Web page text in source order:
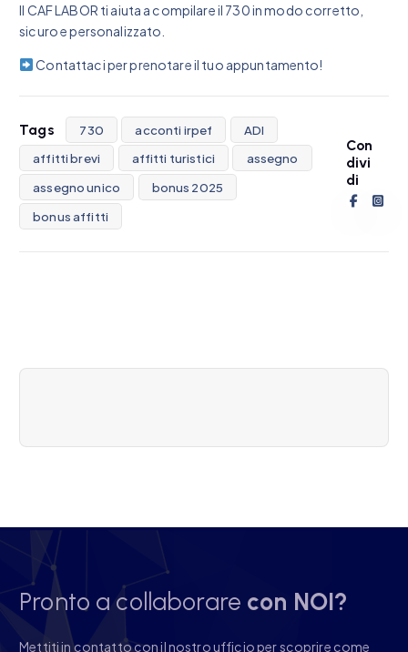
Il CAF LABOR ti aiuta a compilare il 730 in modo corretto,
sicuro e personalizzato.
Contattaci per prenotare il tuo appuntamento!
Tags 730 acconti irpef
ADI
affitti brevi
affitti turistici
assegno
assegno unico
bonus 2025
bonus affitti
Con
divi
di
Pronto a collaborare con NOI?
Mettiti in contatto con il nostro ufficio per scoprire come